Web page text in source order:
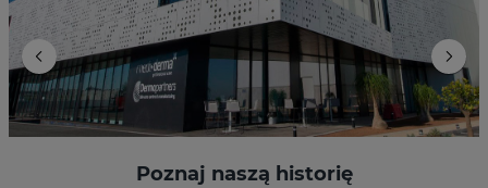
Poznaj naszą historię